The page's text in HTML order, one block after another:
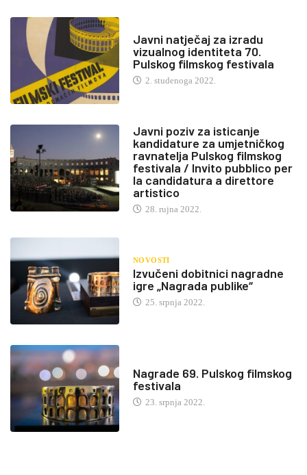
Javni natječaj za izradu
vizualnog identiteta 70.
Pulskog filmskog festivala
2. studenoga 2022.
Javni poziv za isticanje
kandidature za umjetničkog
ravnatelja Pulskog filmskog
festivala / Invito pubblico per
la candidatura a direttore
artistico
28. rujna 2022.
NOVOSTI
Izvučeni dobitnici nagradne
igre „Nagrada publike“
25. srpnja 2022.
Nagrade 69. Pulskog filmskog
festivala
23. srpnja 2022.